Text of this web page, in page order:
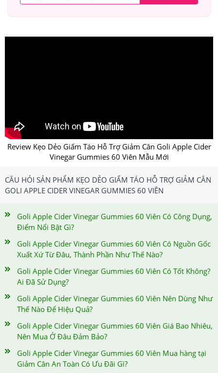
Review Kẹo Dẻo Giấm Táo Hỗ Trợ Giảm Cân Goli Apple Cider
Vinegar Gummies 60 Viên Mẫu Mới
CÂU HỎI SẢN PHẨM KẸO DẺO GIẤM TÁO HỖ TRỢ GIẢM CÂN
GOLI APPLE CIDER VINEGAR GUMMIES 60 VIÊN
Goli Apple Cider Vinegar Gummies 60 Viên Có Công Dụng,
Điểm Nổi Bật Gì?
Goli Apple Cider Vinegar Gummies 60 Viên Có Nguồn Gốc
Xuất Xứ Từ Đâu, Thành Phần Như Thế Nào?
Goli Apple Cider Vinegar Gummies 60 Viên Có Tốt Không?
Ai Đã Sử Dụng?
Goli Apple Cider Vinegar Gummies 60 Viên Nên Dùng Như
Thế Nào Để Hiệu Quả?
Goli Apple Cider Vinegar Gummies 60 Viên Giá Bao Nhiêu,
Nên Mua Ở Đâu Đảm Bảo?
Goli Apple Cider Vinegar Gummies 60 Viên Mua hàng tại
Giảm Cân An Toàn Có Ưu Đãi Gì?